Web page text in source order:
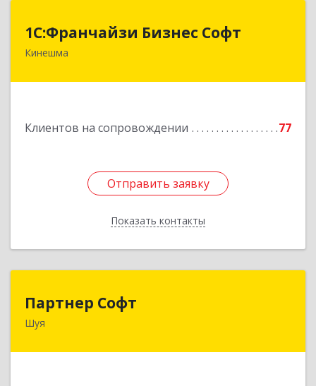
1С:Франчайзи Бизнес Софт
Кинешма
Клиентов на сопровождении 77
Отправить заявку
Показать контакты
1С:Франчайзи Бизнес Софт
155800, Ивановская обл, Кинешма г, Жуковская
Отправить заявку
Назад
Партнер Софт
Шуя155900, Ивановская обл, Шуйский р-н, Шуя г,